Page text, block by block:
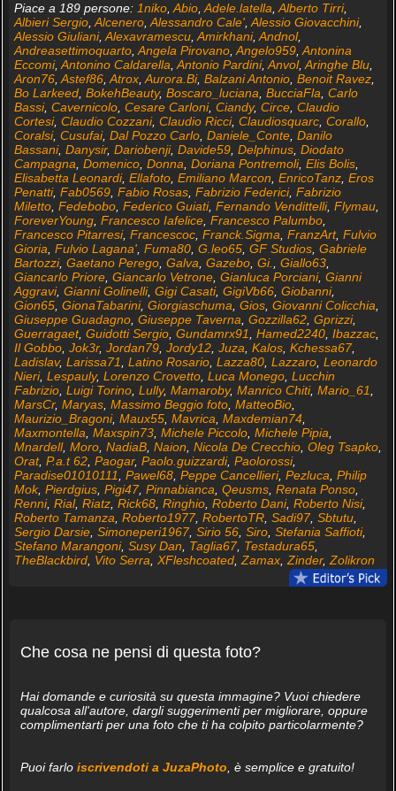
Piace a 189 persone: 1niko, Abio, Adele.latella Alberto Tirri,
Albieri Sergio, Alcenero, Alessandro Cale', Alessio Giovacchini,
Alessio Giuliani, Alexavramescu, Amirkhani, Andnol,
Andreasettimoquarto, Angela Pirovano, Angelo959, Antonina
Eccomi, Antonino Caldarella Antonio Pardini, Anvol, Aringhe Blu,
Aron76, Astef86, Atrox, Aurora.Bi, Balzani Antonio, Benoit Ravez,
Bo Larkeed, BokehBeauty, Boscaro_luciana BucciaFla Carlo
Bassi, Cavernicolo, Cesare Carloni, Ciandy, Circe, Claudio
Cortesi, Claudio Cozzani, Claudio Ricci, Claudiosquarc, Corallo,
Coralsi, Cusufai, Dal Pozzo Carlo, Daniele_Conte, Danilo
Bassani, Danysir, Dariobenji, Davide59, Delphinus, Diodato
Campagna Domenico, Donna Doriana Pontremoli, Elis Bolis,
Elisabetta Leonardi, Ellafoto, Emiliano Marcon EnricoTanz, Eros
Penatti, Fab0569, Fabio Rosas, Fabrizio Federici, Fabrizio
Miletto, Fedebobo, Federico Guiati, Fernando Vendittelli, Flymau,
ForeverYoung, Francesco Iafelice, Francesco Palumbo,
Francesco Pitarresi, Francescoc, Franck.Sigma FranzArt, Fulvio
Gioria Fulvio Lagana', Fuma80, G.leo65, GF Studios, Gabriele
Bartozzi, Gaetano Perego, Galva Gazebo, Gi. Giallo63,
Giancarlo Priore, Giancarlo Vetrone, Gianluca Porciani, Gianni
Aggravi, Gianni Golinelli, Gigi Casati, GigiVb66, Giobanni,
Gion65, GionaTabarini, Giorgiaschuma Gios, Giovanni Colicchia
Giuseppe Guadagno, Giuseppe Taverna Gozzilla62, Gprizzi,
Guerragaet, Guidotti Sergio, Gundamrx91 Hamed2240, Ibazzac,
Il Gobbo, Jok3r, Jordan79, Jordy12, Juza Kalos, Kchessa67,
Ladislav, Larissa71 Latino Rosario, Lazza80, Lazzaro, Leonardo
Nieri, Lespauly, Lorenzo Crovetto, Luca Monego, Lucchin
Fabrizio, Luigi Torino, Lully, Mamaroby, Manrico Chiti, Mario_61
MarsCr, Maryas, Massimo Beggio foto, MatteoBio,
Maurizio_Bragoni, Maux55, Mavrica Maxdemian74,
Maxmontella Maxspin73, Michele Piccolo, Michele Pipia
Mnardell, Moro, NadiaB, Naion Nicola De Crecchio, Oleg Tsapko,
Orat, P.a.t 62, Paogar, Paolo.guizzardi, Paolorossi,
Paradise01010111
Pawel68, Peppe Cancellieri, Pezluca Philip
Mok, Pierdgius, Pigi47, Pinnabianca Qeusms, Renata Ponso,
Renni, Rial, Riatz, Rick68, Ringhio, Roberto Dani, Roberto Nisi,
Roberto Tamanza Roberto1977, RobertoTR, Sadi97, Sbtutu,
Sergio Darsie, Simoneperi1967, Sirio 56, Siro, Stefania Saffioti,
Stefano Marangoni, Susy Dan Taglia67, Testadura65,
TheBlackbird, Vito Serra XFleshcoated, Zamax, Zinder, Zolikron
Che cosa ne pensi di questa foto?
Hai domande e curiosità su questa immagine? Vuoi chiedere
qualcosa all'autore, dargli suggerimenti per migliorare, oppure
complimentarti per una foto che ti ha colpito particolarmente?
Puoi farlo iscrivendoti a JuzaPhoto , è semplice e gratuito!